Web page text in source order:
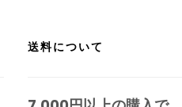
送料について